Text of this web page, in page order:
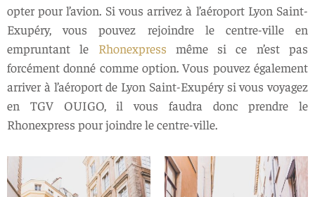
opter pour l’avion. Si vous arrivez à l’aéroport Lyon Saint-
Exupéry, vous pouvez rejoindre le centre-ville en
empruntant le Rhonexpress même si ce n’est pas
forcément donné comme option. Vous pouvez également
arriver à l’aéroport de Lyon Saint-Exupéry si vous voyagez
en TGV OUIGO, il vous faudra donc prendre le
Rhonexpress pour joindre le centre-ville.